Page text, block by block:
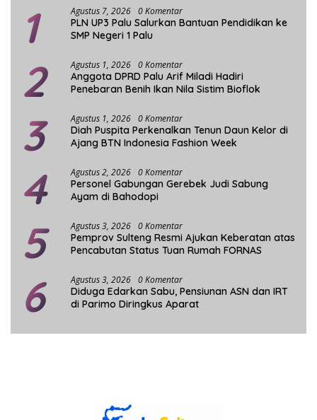
1 Agustus 7, 2026 0 Komentar
PLN UP3 Palu Salurkan Bantuan Pendidikan ke
SMP Negeri 1 Palu
2 Agustus 1, 2026 0 Komentar
Anggota DPRD Palu Arif Miladi Hadiri
Penebaran Benih Ikan Nila Sistim Bioflok
3 Agustus 1, 2026 0 Komentar
Diah Puspita Perkenalkan Tenun Daun Kelor di
Ajang BTN Indonesia Fashion Week
4 Agustus 2, 2026 0 Komentar
Personel Gabungan Gerebek Judi Sabung
Ayam di Bahodopi
5 Agustus 3, 2026 0 Komentar
Pemprov Sulteng Resmi Ajukan Keberatan atas
Pencabutan Status Tuan Rumah FORNAS
6 Agustus 3, 2026 0 Komentar
Diduga Edarkan Sabu, Pensiunan ASN dan IRT
di Parimo Diringkus Aparat